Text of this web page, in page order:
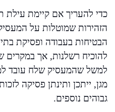
כדי להעריך אם קיימת עילת
הזהירות שמוטלות על
הבטיחות בעבודה ופסיקת
להוכיח רשלנות, אך
למשל שהמעסיק שלח עובד
מגן, ייתכן ותינתן פסיקה
גבוהים נוספים.